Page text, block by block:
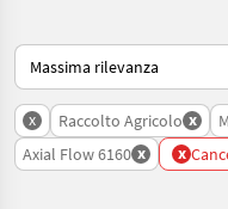
Ecco come viene ordinato
x Raccolto Agricolo x
Axial Flow 6160 x x